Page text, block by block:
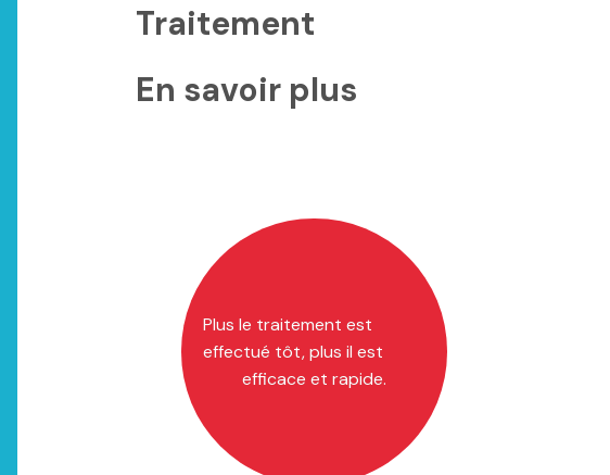
Traitement
En savoir plus
Plus le traitement est
effectué tôt, plus il est
efficace et rapide.